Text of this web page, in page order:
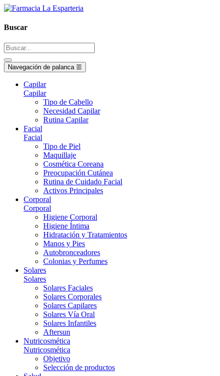
Buscar
Navegación de palanca ☰
Capilar
Capilar
Tipo de Cabello
Necesidad Capilar
Rutina Capilar
Facial
Facial
Tipo de Piel
Maquillaje
Cosmética Coreana
Preocupación Cutánea
Rutina de Cuidado Facial
Activos Principales
Corporal
Corporal
Higiene Corporal
Higiene Íntima
Hidratación y Tratamientos
Manos y Pies
Autobronceadores
Colonias y Perfumes
Solares
Solares
Solares Faciales
Solares Corporales
Solares Capilares
Solares Vía Oral
Solares Infantiles
Aftersun
Nutricosmética
Nutricosmética
Objetivo
Selección de productos